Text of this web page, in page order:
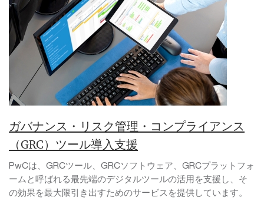
ガバナンス・リスク管理・コンプライアンス
（GRC）ツール導入支援
PwCは、GRCツール、GRCソフトウェア、GRCプラットフォ
ームと呼ばれる最先端のデジタルツールの活用を支援し、そ
の効果を最大限引き出すためのサービスを提供しています。